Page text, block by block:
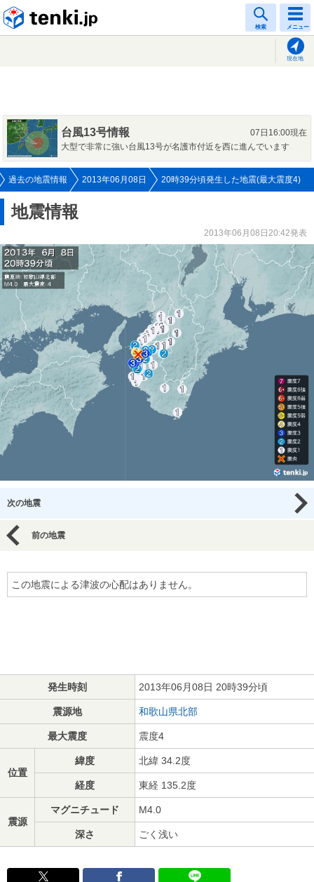
検索 メニュー
現在地
台風13号情報
07日16:00現在
大型で非常に強い台風13号が名護市付近を西に進んでいます
過去の地震情報 2013年06月08日 20時39分頃発生した地震(最大震度4)
地震情報
2013年06月08日20:42発表
次の地震
前の地震
この地震による津波の心配はありません。
発生時刻 2013年06月08日 20時39分頃
震源地 和歌山県北部
最大震度 震度4
位置
緯度 北緯 34.2度
経度 東経 135.2度
震源
マグニチュード M4.0
深さ ごく浅い